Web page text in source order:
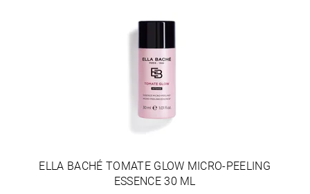
ELLA BACHÉ TOMATE GLOW MICRO-PEELING
ESSENCE 30 ML